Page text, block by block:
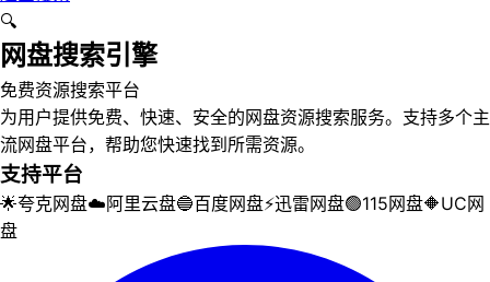
🔍
网盘搜索引擎
免费资源搜索平台
为用户提供免费、快速、安全的网盘资源搜索服务。支持多个主
流网盘平台，帮助您快速找到所需资源。
支持平台
🌟夸克网盘☁️阿里云盘🔵百度网盘⚡迅雷网盘🟢115网盘🔶UC网
盘